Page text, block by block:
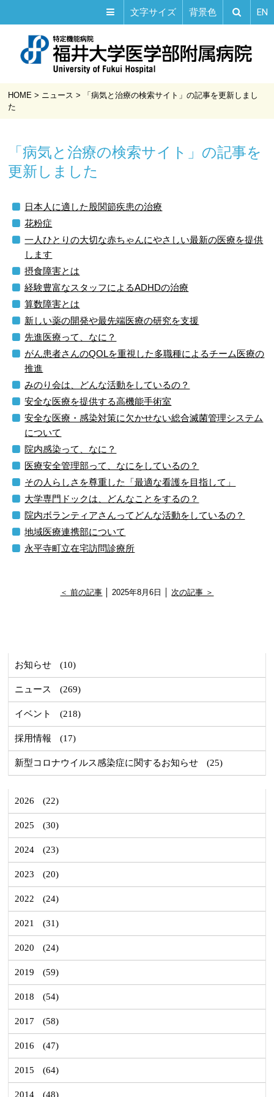
文字サイズ 背景色 EN
HOME > ニュース >
「病気と治療の検索サイト」の記事を更新しまし
た
「病気と治療の検索サイト」の記事を
更新しました
日本人に適した股関節疾患の治療
花粉症
一人ひとりの大切な赤ちゃんにやさしい最新の医療を提供
します
摂食障害とは
経験豊富なスタッフによるADHDの治療
算数障害とは
新しい薬の開発や最先端医療の研究を支援
先進医療って、なに？
がん患者さんのQOLを重視した多職種によるチーム医療の
推進
みのり会は、どんな活動をしているの？
安全な医療を提供する高機能手術室
安全な医療・感染対策に欠かせない総合滅菌管理システム
について
院内感染って、なに？
医療安全管理部って、なにをしているの？
その人らしさを尊重した「最適な看護を目指して」
大学専門ドックは、どんなことをするの？
院内ボランティアさんってどんな活動をしているの？
地域医療連携部について
永平寺町立在宅訪問診療所
＜ 前の記事 │ 2025年8月6日 │次の記事 ＞
お知らせ (10)
ニュース (269)
イベント (218)
採用情報 (17)
新型コロナウイルス感染症に関するお知らせ (25)
2026 (22)
2025 (30)
2024 (23)
2023 (20)
2022 (24)
2021 (31)
2020 (24)
2019 (59)
2018 (54)
2017 (58)
2016 (47)
2015 (64)
2014 (48)